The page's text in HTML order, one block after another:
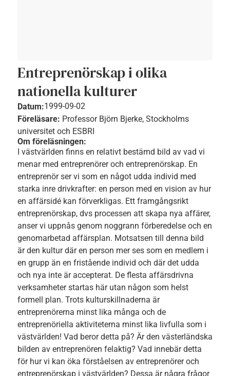
Entreprenörskap i olika
nationella kulturer
Datum:1999-09-02
Föreläsare: Professor Björn Bjerke, Stockholms
universitet och ESBRI
Om föreläsningen:
I västvärlden finns en relativt bestämd bild av vad vi
menar med entreprenörer och entreprenörskap. En
entreprenör ser vi som en något udda individ med
starka inre drivkrafter: en person med en vision av hur
en affärsidé kan förverkligas. Ett framgångsrikt
entreprenörskap, dvs processen att skapa nya affärer,
anser vi uppnås genom noggrann förberedelse och en
genomarbetad affärsplan. Motsatsen till denna bild
är den kultur där en person mer ses som en medlem i
en grupp än en fristående individ och där det udda
och nya inte är accepterat. De flesta affärsdrivna
verksamheter startas här utan någon som helst
formell plan. Trots kulturskillnaderna är
entreprenörerna minst lika många och de
entreprenöriella aktiviteterna minst lika livfulla som i
västvärlden! Vad beror detta på? Är den västerländska
bilden av entreprenören felaktig? Vad innebär detta
för hur vi kan öka förståelsen av entreprenörer och
entreprenörskap i västvärlden? Dessa är några frågor